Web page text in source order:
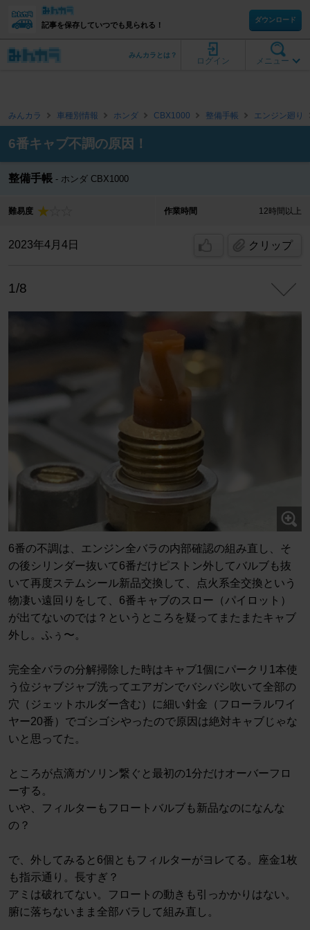
記事を保存していつでも見られる！
ダウンロード
メニュー
ログイン
みんカラとは？
みんカラ 車種別情報 ホンダ CBX1000 整備手帳 エンジン廻り
6番キャブ不調の原因！
整備手帳 ホンダ CBX1000
難易度 作業時間 12時間以上
2023年4月4日 クリップ
1/8
6番の不調は、エンジン全バラの内部確認の組み直し、そ
の後シリンダー抜いて6番だけピストン外してバルブも抜
いて再度ステムシール新品交換して、点火系全交換という
物凄い遠回りをして、6番キャブのスロー（パイロット）
が出てないのでは？というところを疑ってまたまたキャブ
外し。ふぅ〜。
完全全バラの分解掃除した時はキャブ1個にパークリ1本使
う位ジャブジャブ洗ってエアガンでバシバシ吹いて全部の
穴（ジェットホルダー含む）に細い針金（フローラルワイ
ヤー20番）でゴシゴシやったので原因は絶対キャブじゃな
いと思ってた。
ところが点滴ガソリン繋ぐと最初の1分だけオーバーフロ
ーする。
いや、フィルターもフロートバルブも新品なのになんな
の？
で、外してみると6個ともフィルターがヨレてる。座金1枚
も指示通り。長すぎ？
アミは破れてない。フロートの動きも引っかかりはない。
腑に落ちないまま全部バラして組み直し。